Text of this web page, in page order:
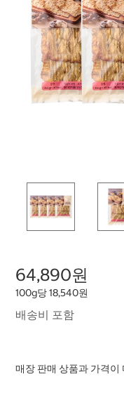
64,890원
100g당 18,540원
배송비 포함
매장 판매 상품과 가격이